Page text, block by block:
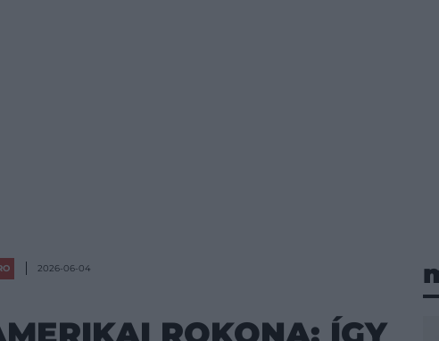
2026-06-04
ROKONA: ÍGY